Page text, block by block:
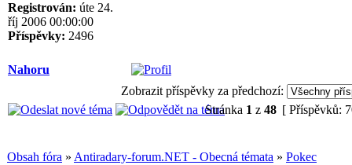
Registrován: úte 24.
říj 2006 00:00:00
Příspěvky: 2496
Nahoru
Zobrazit příspěvky za předchozí:
Stránka 1 z 48 [ Příspěvků:
Obsah fóra » Antiradary-forum.NET - Obecná témata » Pokec